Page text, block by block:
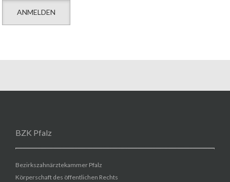
BZK Pfalz
Bezirkszahnärztekammer Pfalz
Körperschaft des öffentlichen Rechts